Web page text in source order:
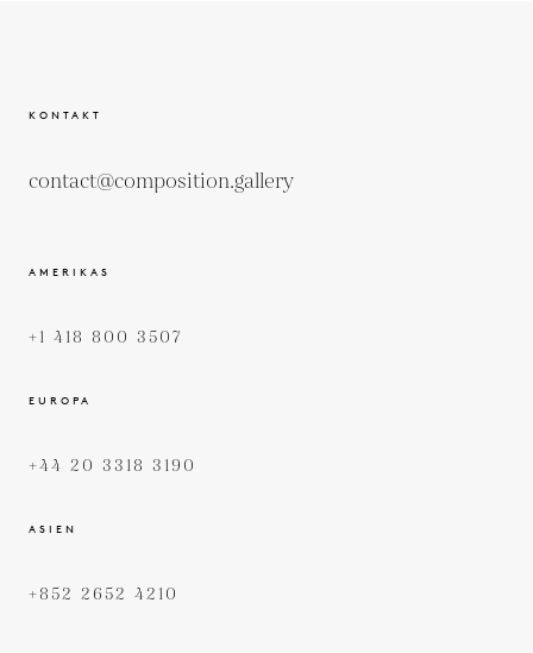
KONTAKT
contact@composition.gallery
AMERIKAS
+1 418 800 3507
EUROPA
+44 20 3318 3190
ASIEN
+852 2652 4210